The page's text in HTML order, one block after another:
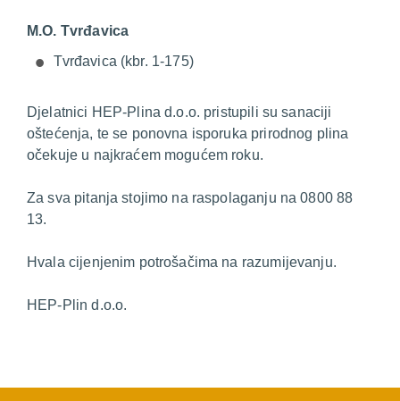
M.O. Tvrđavica
Tvrđavica (kbr. 1-175)
Djelatnici HEP-Plina d.o.o. pristupili su sanaciji
oštećenja, te se ponovna isporuka prirodnog plina
očekuje u najkraćem mogućem roku.
Za sva pitanja stojimo na raspolaganju na 0800 88
13.
Hvala cijenjenim potrošačima na razumijevanju.
HEP-Plin d.o.o.